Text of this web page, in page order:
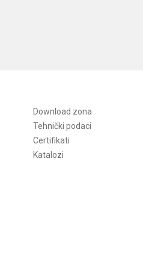
Download zona
Tehnički podaci
Certifikati
Katalozi